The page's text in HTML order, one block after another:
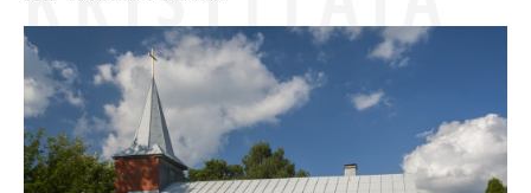
KATOĻU
BAZNĪCA